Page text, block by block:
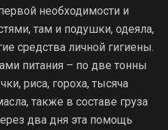
необходимости и
там и подушки, одеяла,
средства личной гигиены.
питания – по две тонны
риса, гороха, тысяча
также в составе груза
два дня эта помощь